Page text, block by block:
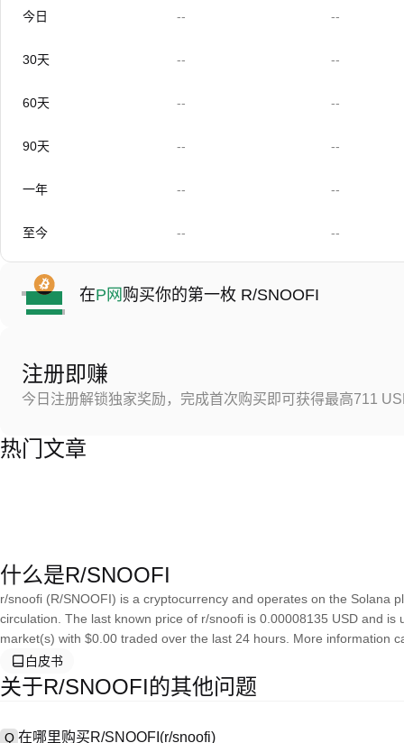
今日 -- --
30天 -- --
60天 -- --
90天 -- --
一年 -- --
至今 -- --
在P网 购买你的第一枚 R/SNOOFI
注册即赚
今日注册解锁独家奖励，完成首次购买即可获得最高711
热门文章
什么是R/SNOOFI
r/snoofi (R/SNOOFI) is a cryptocurrency and operates on the Solana
circulation. The last known price of r/snoofi is 0.00008135 USD and
market(s) with $0.00 traded over the last 24 hours. More information
白皮书
关于R/SNOOFI的其他问题
Q 在哪里购买R/SNOOFI(r/snoofi)